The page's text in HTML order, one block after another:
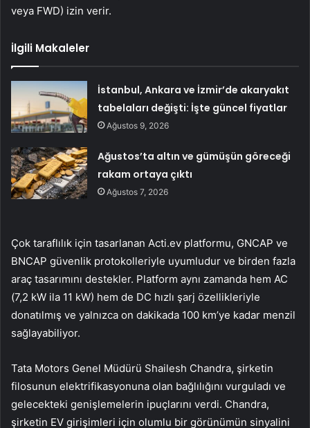
veya FWD) izin verir.
İlgili Makaleler
İstanbul, Ankara ve İzmir’de akaryakıt
tabelaları değişti: İşte güncel fiyatlar
Ağustos 9, 2026
Ağustos’ta altın ve gümüşün göreceği
rakam ortaya çıktı
Ağustos 7, 2026
Çok taraflılık için tasarlanan Acti.ev platformu, GNCAP ve
BNCAP güvenlik protokolleriyle uyumludur ve birden fazla
araç tasarımını destekler. Platform aynı zamanda hem AC
(7,2 kW ila 11 kW) hem de DC hızlı şarj özellikleriyle
donatılmış ve yalnızca on dakikada 100 km’ye kadar menzil
sağlayabiliyor.
Tata Motors Genel Müdürü Shailesh Chandra, şirketin
filosunun elektrifikasyonuna olan bağlılığını vurguladı ve
gelecekteki genişlemelerin ipuçlarını verdi. Chandra,
şirketin EV girişimleri için olumlu bir görünümün sinyalini